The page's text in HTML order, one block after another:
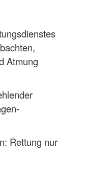
Atmung
Rettung nur